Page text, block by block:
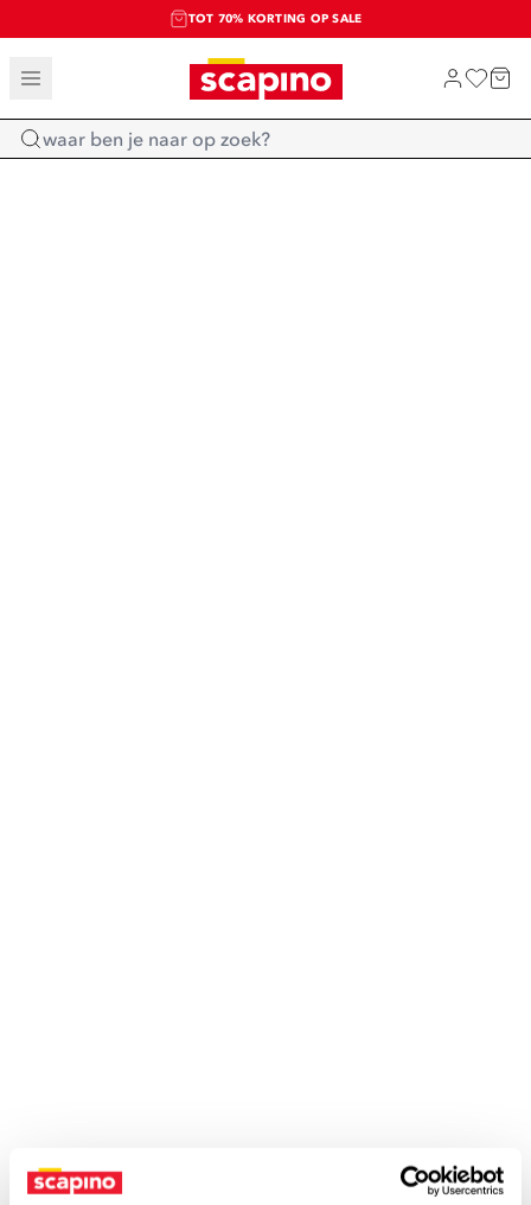
TOT 70% KORTING OP SALE
SALE: LAATSTE KANS!
SHOP NIEUW
Home